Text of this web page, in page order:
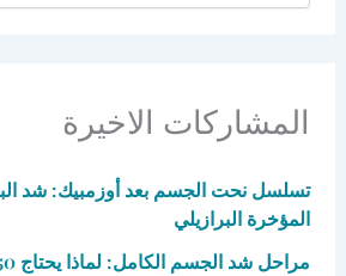
المشاركات الاخيرة
تسلسل نحت الجسم بعد أوزمبيك: شد
المؤخرة البرازيلي